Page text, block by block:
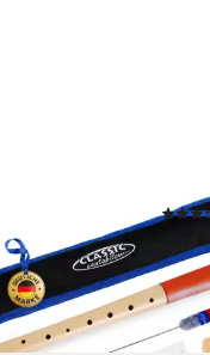
Pivella Flöte aus
mit Kopf aus
€
Werktagen bei dir